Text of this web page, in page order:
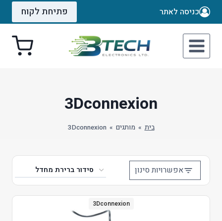
Skip
כניסה לאתר פתיחת לקוח
3Dconnexion
בית » מותגים »
3Dconnexion
אפשרויות סינון
3Dconnexion